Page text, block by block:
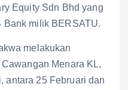
Equity Sdn Bhd yang
Bank milik BERSATU.
melakukan
Menara KL,
antara 25 Februari dan